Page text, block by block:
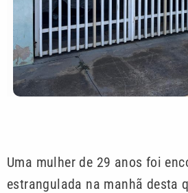
Uma mulher de 29 anos foi
estrangulada na manhã desta